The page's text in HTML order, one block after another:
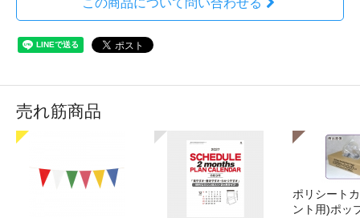
この商品について問い合わせる
売れ筋商品
ポリシート
ント用)ポッ